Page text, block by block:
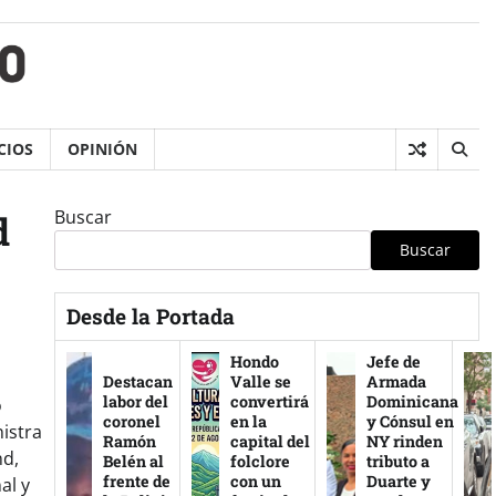
OPINIÓN
y
Buscar
Buscar
Desde la Portada
Destacan
labor del
coronel
Ramón
Belén al
frente de
Hondo
Valle se
convertirá
en la
capital del
folclore
con un
Jefe de
Armada
Dominicana
y Cónsul en
NY rinden
tributo a
Duarte y